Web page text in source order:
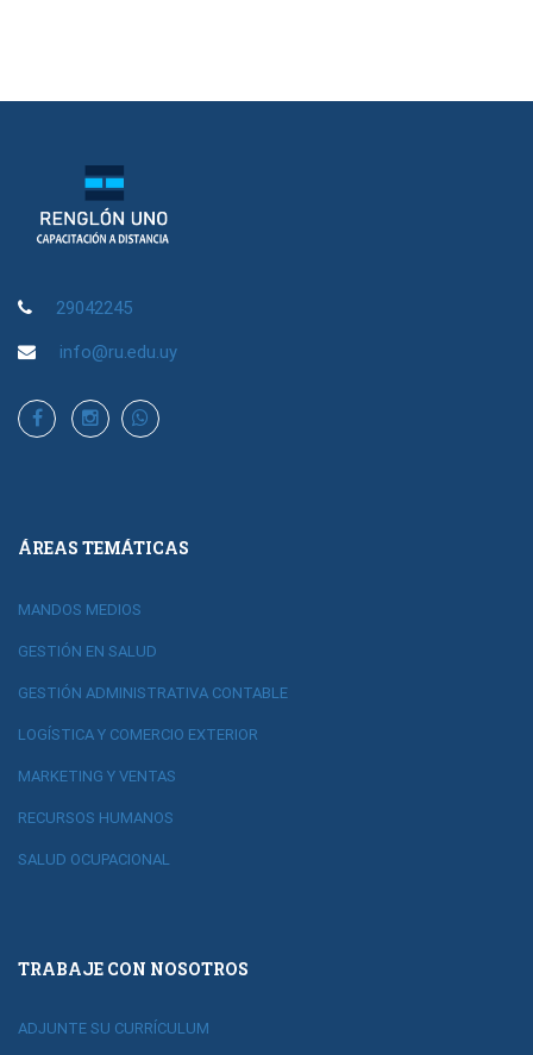
29042245
info@ru.edu.uy
ÁREAS TEMÁTICAS
MANDOS MEDIOS
GESTIÓN EN SALUD
GESTIÓN ADMINISTRATIVA CONTABLE
LOGÍSTICA Y COMERCIO EXTERIOR
MARKETING Y VENTAS
RECURSOS HUMANOS
SALUD OCUPACIONAL
TRABAJE CON NOSOTROS
ADJUNTE SU CURRÍCULUM